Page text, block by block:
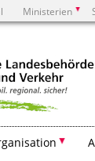
Ministerien